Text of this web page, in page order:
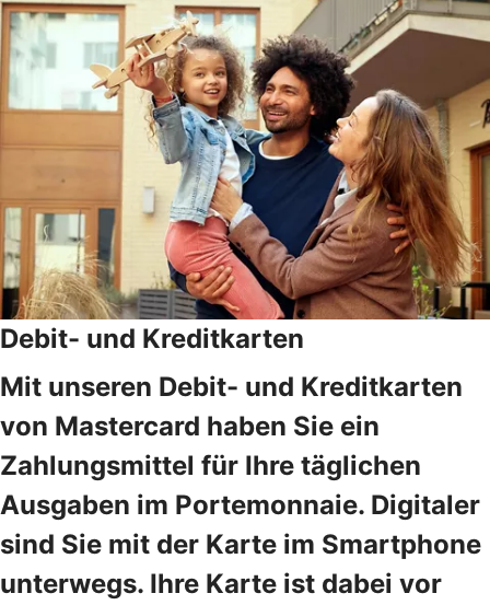
Debit- und Kreditkarten
Mit unseren Debit- und Kreditkarten
von Mastercard haben Sie ein
Zahlungsmittel für Ihre täglichen
Ausgaben im Portemonnaie. Digitaler
sind Sie mit der Karte im Smartphone
unterwegs. Ihre Karte ist dabei vor